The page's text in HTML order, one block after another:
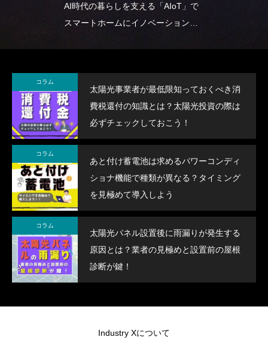
AI時代の暮らしを支える「AIoT」で
スマートホームにイノベーションを
スや情報をよりわかりやすく皆さま
にお伝えしていきたいと思っており
ます。
コラム
太陽光事業者が最低限知っておくべき消
費税還付の知識とは？太陽光投資の際は
必ずチェックしておこう！
コラム
あと付け蓄電池は求めるパワーコンディ
ショナ機能で種類が異なる？タイミング
を見極めて導入しよう
コラム
太陽光パネル設置後に雨漏りが発生する
原因とは？業者の見極めと設置前の屋根
診断が鍵！
Industry Xについて